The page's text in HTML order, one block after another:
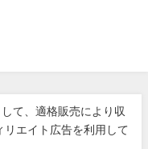
て、適格販売により収
リエイト広告を利用して